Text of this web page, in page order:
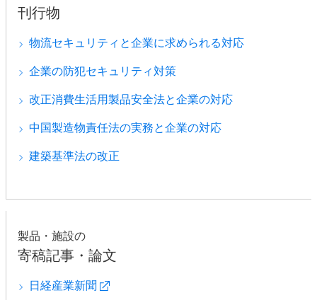
刊行物
物流セキュリティと企業に求められる対応
企業の防犯セキュリティ対策
改正消費生活用製品安全法と企業の対応
中国製造物責任法の実務と企業の対応
建築基準法の改正
製品・施設の
寄稿記事・論文
日経産業新聞